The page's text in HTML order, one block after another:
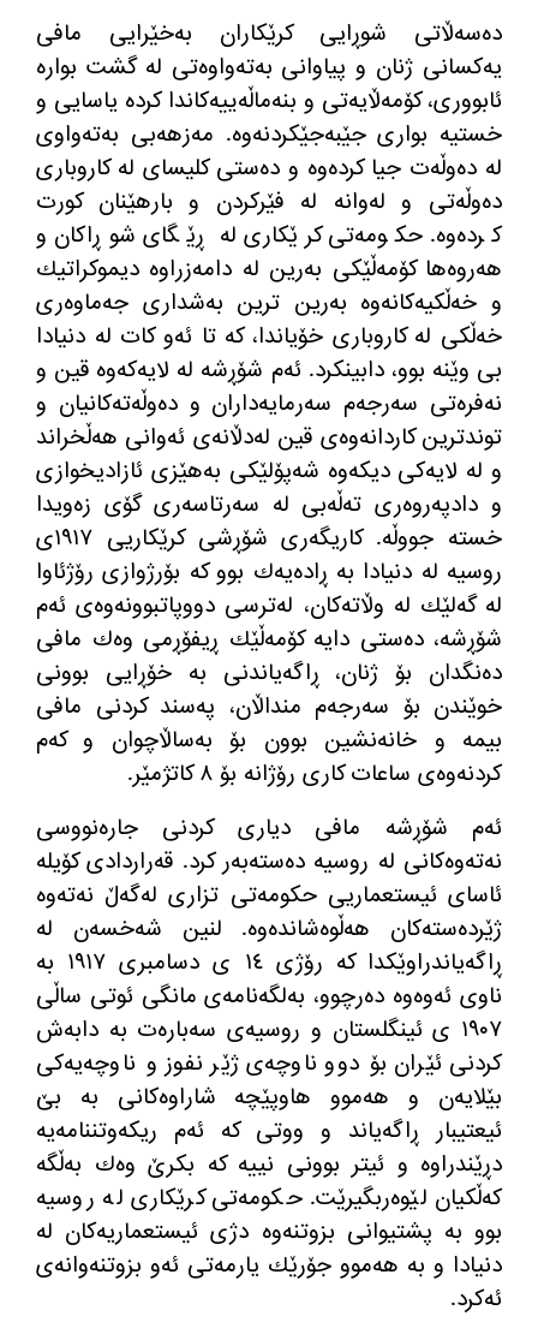
دەسەڵاتی شوڕایی كرێكاران بەخێرایی مافی
یەكسانی ژنان و پیاوانی بەتەواوەتی لە گشت بوارە
ئابووری، كۆمەڵایەتی و بنەماڵەییەكاندا كردە یاسایی و
خستیە بواری جێبەجێكردنەوە. مەزهەبی بەتەواوی
لە دەوڵەت جیا كردەوە و دەستی كلیسای لە كاروباری
دەوڵەتی و لەوانە لە فێركردن و بارهێنان كورت
كردەوە. حكومەتی كرێكاری لە ڕێگای شوڕاكان و
هەروەها كۆمەڵێكی بەرین لە دامەزراوە دیموكراتیك
و خەڵكیەكانەوە بەرین ترین بەشداری جەماوەری
خەڵكی لە كاروباری خۆیاندا، كە تا ئەو كات لە دنیادا
بی وێنە بوو، دابینكرد. ئەم شۆڕشە لە لایەكەوە قین و
نەفرەتی سەرجەم سەرمایەداران و دەوڵەتەكانیان و
توندترین كاردانەوەی قین لەدڵانەی ئەوانی هەڵخراند
و لە لایەكی دیكەوە شەپۆلێكی بەهێزی ئازادیخوازی
و دادپەروەری تەڵەبی لە سەرتاسەری گۆی زەویدا
خستە جووڵە. كاریگەری شۆڕشی كرێكاریی ١٩١٧ی
روسیە لە دنیادا بە ڕادەیەك بوو كە بۆرژوازی رۆژئاوا
لە گەلێك لە وڵاتەكان، لەترسی دووپاتبوونەوەی ئەم
شۆڕشە، دەستی دایە كۆمەڵێك ڕیفۆڕمی وەك مافی
دەنگدان بۆ ژنان، ڕاگەیاندنی بە خۆڕایی بوونی
خوێندن بۆ سەرجەم منداڵان، پەسند كردنی مافی
بیمە و خانەنشین بوون بۆ بەساڵاچوان و كەم
كردنەوەی ساعات كاری رۆژانە بۆ ٨ كاتژمێر.
ئەم شۆڕشە مافی دیاری كردنی جارەنووسی
نەتەوەكانی لە روسیە دەستەبەر كرد. قەراردادی كۆیلە
ئاسای ئیستعماریی حكومەتی تزاری لەگەڵ نەتەوە
ژێردەستەكان هەڵوەشاندەوە. لنین شەخسەن لە
ڕاگەیاندراوێكدا كە رۆژی ١٤ ی دسامبری ١٩١٧ بە
ناوی ئەوەوە دەرچوو، بەلگەنامەی مانگی ئوتی ساڵی
١٩٠٧ ی ئینگلستان و روسیەی سەبارەت بە دابەش
كردنی ئێران بۆ دوو ناوچەی ژێر نفوز و ناوچەیەكی
بێلایەن و هەموو هاوپێچە شاراوەكانی بە بێ
ئیعتیبار ڕاگەیاند و ووتی كە ئەم ریكەوتننامەیە
دڕێندراوە و ئیتر بوونی نییە كە بكرێ وەك بەڵگە
كەڵكیان لێوەربگیرێت. حكومەتی كرێكاری لە روسیە
بوو بە پشتیوانی بزوتنەوە دژی ئیستعماریەكان لە
دنیادا و بە هەموو جۆرێك یارمەتی ئەو بزوتنەوانەی
ئەكرد.